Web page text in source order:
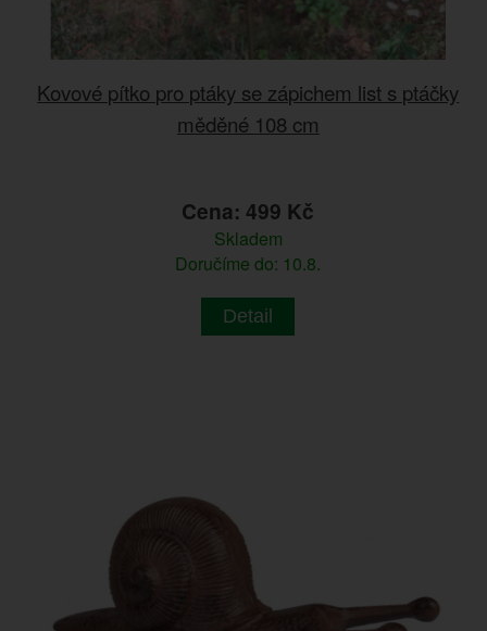
Kovové pítko pro ptáky se zápichem list s ptáčky
měděné 108 cm
Cena: 499 Kč
Skladem
Doručíme do: 10.8.
Detail